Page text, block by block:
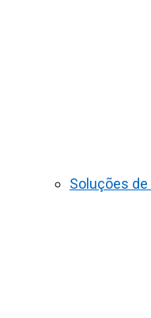
Soluções